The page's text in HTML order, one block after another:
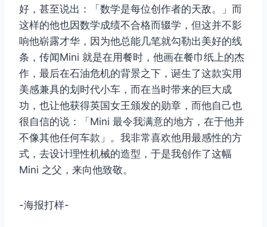
好，甚至说出：「数学是每位创作者的天敌。」而
这样的他也因数学成绩不合格而辍学，但这并不影
响他崭露才华，因为他总能几笔就勾勒出美好的线
条，传闻Mini 就是在用餐时，他画在餐巾纸上的杰
作，最后在石油危机的背景之下，诞生了这款实用
美感兼具的划时代小车，而在当时带来的巨大成
功，也让他获得英国女王颁发的勋章，而他自己也
很自信的说：「Mini 最令我满意的地方，在于他并
不像其他任何车款」。我非常喜欢他用最感性的方
式，去设计理性机械的造型，于是我创作了这幅
Mini 之父，来向他致敬。
-海报打样-